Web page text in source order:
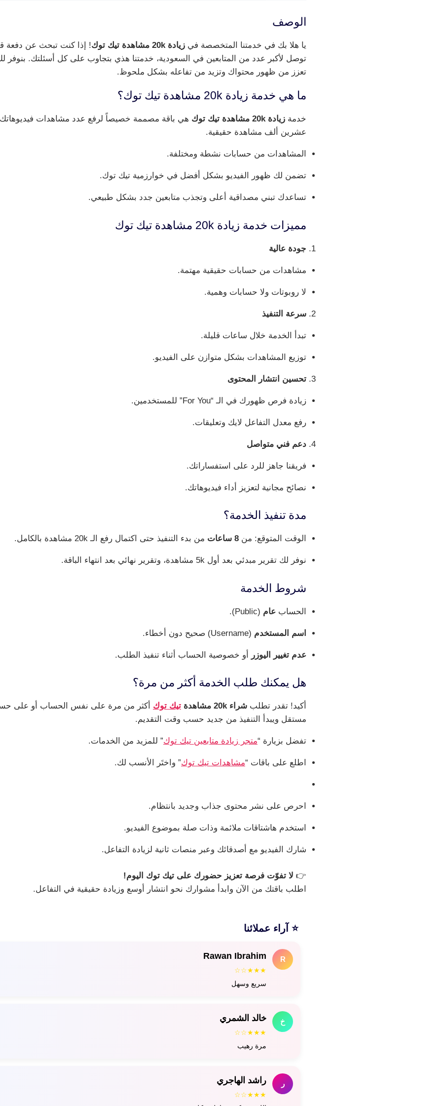
الوصف
يا هلا بك في خدمتنا المتخصصة في زيادة 20k مشاهدة تيك توك
! إذا كنت تبحث عن دفعة
توصل لأكبر عدد من المتابعين في السعودية، خدمتنا هذي بتجاوب على كل أسئلتك. بنوفر
تعزز من ظهور محتواك وتزيد من تفاعله بشكل ملحوظ.
ما هي خدمة زيادة 20k مشاهدة تيك توك؟
خدمة زيادة 20k مشاهدة تيك توك
هي باقة مصممة خصيصاً لرفع عدد مشاهدات
عشرين ألف مشاهدة حقيقية.
المشاهدات من حسابات نشطة ومختلفة.
تضمن لك ظهور الفيديو بشكل أفضل في خوارزمية تيك توك.
تساعدك تبني مصداقية أعلى وتجذب متابعين جدد بشكل طبيعي.
مميزات خدمة زيادة 20k مشاهدة تيك توك
جودة عالية
مشاهدات من حسابات حقيقية مهتمة.
لا روبوتات ولا حسابات وهمية.
سرعة التنفيذ
تبدأ الخدمة خلال ساعات قليلة.
توزيع المشاهدات بشكل متوازن على الفيديو.
تحسين انتشار المحتوى
زيادة فرص ظهورك في الـ “For You” للمستخدمين.
رفع معدل التفاعل لايك وتعليقات.
دعم فني متواصل
فريقنا جاهز للرد على استفساراتك.
نصائح مجانية لتعزيز أداء فيديوهاتك.
مدة تنفيذ الخدمة؟
الوقت المتوقع: من 8 ساعات من بدء التنفيذ حتى اكتمال رفع الـ 20k مشاهدة بالكامل.
نوفر لك تقرير مبدئي بعد أول 5k مشاهدة، وتقرير نهائي بعد انتهاء الباقة.
شروط الخدمة
الحساب عام (Public).
اسم المستخدم (Username) صحيح دون أخطاء.
عدم تغيير اليوزر أو خصوصية الحساب أثناء تنفيذ الطلب.
هل يمكنك طلب الخدمة أكثر من مرة؟
أكيد! تقدر تطلب شراء 20k مشاهدة تيك توك أكثر من مرة على نفس الحساب أو على
مستقل ويبدأ التنفيذ من جديد حسب وقت التقديم.
تفضل بزيارة “متجر زيادة متابعين تيك توك” للمزيد من الخدمات.
اطلع على باقات “مشاهدات تيك توك” واختَر الأنسب لك.
احرص على نشر محتوى جذاب وجديد بانتظام.
استخدم هاشتاقات ملائمة وذات صلة بموضوع الفيديو.
شارك الفيديو مع أصدقائك وعبر منصات ثانية لزيادة التفاعل.
👉 لا تفوّت فرصة تعزيز حضورك على تيك توك اليوم!
اطلب باقتك من الآن وابدأ مشوارك نحو انتشار أوسع وزيادة حقيقية في التفاعل.
⭐ آراء عملائنا
R
Rawan Ibrahim
★★★☆☆
سريع وسهل
خ خالد الشمري
★★★☆☆
مرة رهيب
ر راشد الهاجري
★★★☆☆